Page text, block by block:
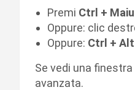
Premi Ctrl +
Oppure: clic
Oppure: Ctrl +
Se vedi una
avanzata.